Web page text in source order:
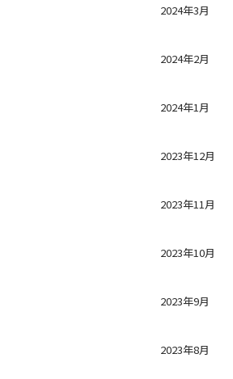
2024年3月
2024年2月
2024年1月
2023年12月
2023年11月
2023年10月
2023年9月
2023年8月